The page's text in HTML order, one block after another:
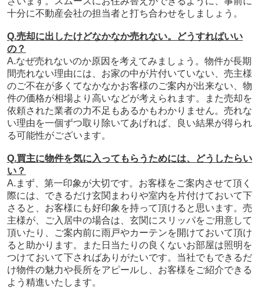
十分に不動産会社の担当者と打ち合わせをしましょう。
Q.売却に出したけどなかなか売れない。どうすればいい
の？
A.なぜ売れないのか原因を考えてみましょう。物件が長期
間売れない理由には、お家の中が片付いていない、売主様
のご不在が多くてなかなかお客様のご案内が出来ない、物
件の価格が相場より高いなどが考えられます。また売却を
依頼された業者の力不足もあるかもわかりません。売れな
い理由を一個ずつ取り除いてあげれば、良い結果が得られ
る可能性がございます。
Q.買主に物件を気に入ってもらうためには、どうしたらい
い？
A.まず、第一印象が大切です。お客様をご案内させて頂く
際には、できるだけ玄関まわりや室内を片付けておいて下
さると、お客様にも好印象を持って頂けると思います。売
主様が、ご入居中の場合は、玄関にスリッパをご用意して
頂いたり、ご案内前に雨戸やカーテンを開けておいて頂け
ると助かります。また日当たりの良くないお部屋は照明を
つけておいて下さればありがたいです。当社でもできるだ
け物件の魅力や長所をアピールし、お客様をご紹介できる
よう精進いたします。